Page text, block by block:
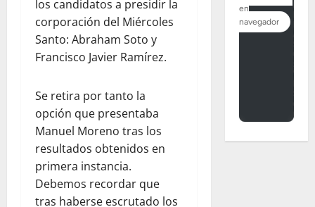
los candidatos a presidir la
corporación del Miércoles
Santo: Abraham Soto y
Francisco Javier Ramírez.
Se retira por tanto la
opción que presentaba
Manuel Moreno tras los
resultados obtenidos en
primera instancia.
Debemos recordar que
tras haberse escrutado los